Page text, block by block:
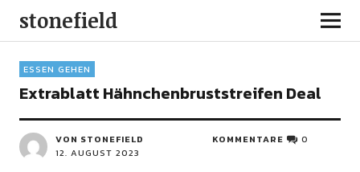
stonefield
ESSEN GEHEN
Extrablatt Hähnchenbruststreifen Deal
VON STONEFIELD
12. AUGUST 2023
KOMMENTARE 0